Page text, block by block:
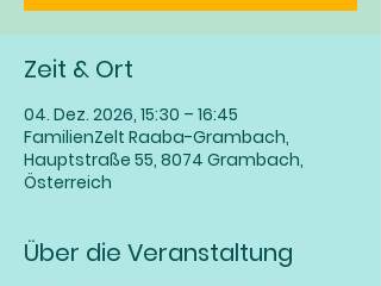
Zeit & Ort
04. Dez. 2026, 15:30 – 16:45
FamilienZelt Raaba-Grambach,
Hauptstraße 55, 8074 Grambach,
Österreich
Über die Veranstaltung